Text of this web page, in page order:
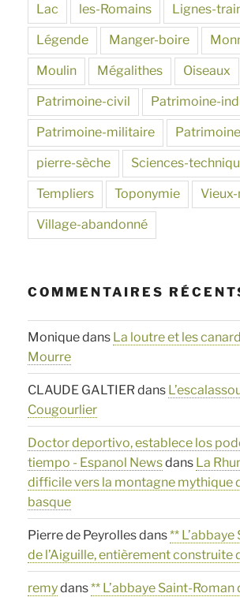
Lac les-Romains Lignes-
Légende Manger-boire
Moulin Mégalithes Oiseaux
Patrimoine-civil Patrimoine-
Patrimoine-militaire
pierre-sèche Sciences-
Templiers Toponymie
Village-abandonné
COMMENTAIRES
Moniquedans La loutre et les
Mourre
CLAUDE GALTIERdans
Cougourlier
Doctor deportivo, establece los
tiempo - Espanol Newsdans La
difficile vers la montagne mythique
basque
Pierre de Peyrollesdans**
de l’Aiguille, entièrement construite
remydans** L’abbaye Saint-Roman